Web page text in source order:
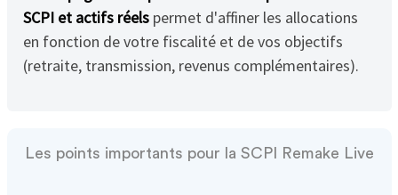
SCPI et actifs réelspermet d'affiner les allocations
en fonction de votre fiscalité et de vos objectifs
(retraite, transmission, revenus complémentaires).
Les points importants pour la SCPI Remake Live